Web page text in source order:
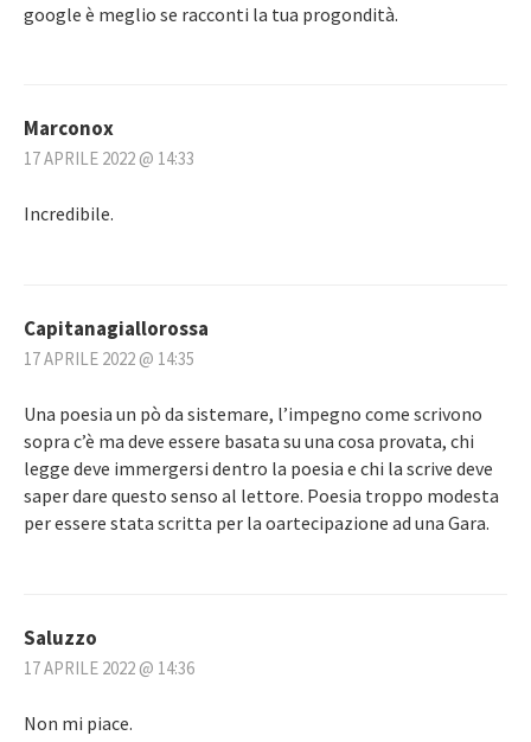
google è meglio se racconti la tua progondità.
Marconox
17 APRILE 2022 @ 14:33
Incredibile.
Capitanagiallorossa
17 APRILE 2022 @ 14:35
Una poesia un pò da sistemare, l’impegno come scrivono
sopra c’è ma deve essere basata su una cosa provata, chi
legge deve immergersi dentro la poesia e chi la scrive deve
saper dare questo senso al lettore. Poesia troppo modesta
per essere stata scritta per la oartecipazione ad una Gara.
Saluzzo
17 APRILE 2022 @ 14:36
Non mi piace.